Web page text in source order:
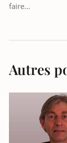
faire…
Autres